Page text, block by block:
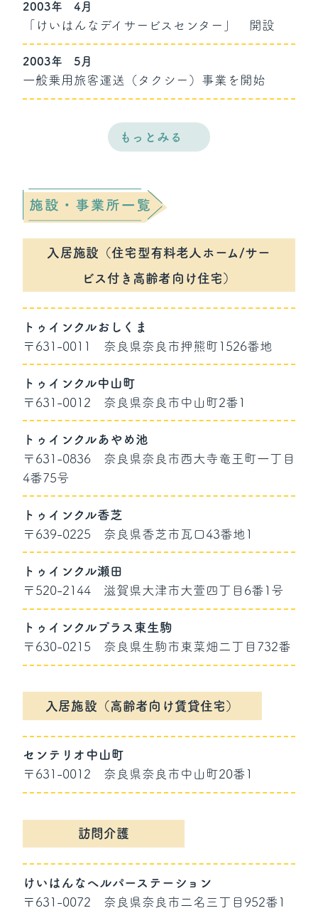
2003年 4月
「けいはんなデイサービスセンター」 開設
2003年 5月
一般乗用旅客運送（タクシー）事業を開始
もっとみる
入居施設（住宅型有料老人ホーム/サー
ビス付き高齢者向け住宅）
トゥインクルおしくま
〒631-0011
奈良県奈良市押熊町1526番地
トゥインクル中山町
〒631-0012
奈良県奈良市中山町2番1
トゥインクルあやめ池
〒631-0836
奈良県奈良市西大寺竜王町一丁目
4番75号
トゥインクル香芝
〒639-0225
奈良県香芝市瓦口43番地1
トゥインクル瀬田
〒520-2144
滋賀県大津市大萱四丁目6番1号
トゥインクルプラス東生駒
〒630-0215
奈良県生駒市東菜畑二丁目732番
入居施設（高齢者向け賃貸住宅）
センテリオ中山町
〒631-0012
奈良県奈良市中山町20番1
訪問介護
けいはんなヘルパーステーション
〒631-0072
奈良県奈良市二名三丁目952番1